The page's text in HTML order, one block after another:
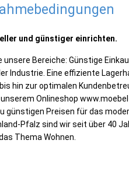
und günstiger einrichten.
unsere Bereiche: Günstige
Industrie. Eine effiziente
hin zur optimalen
Onlineshop
günstigen Preisen für das
Pfalz sind wir seit über 40
Thema Wohnen.